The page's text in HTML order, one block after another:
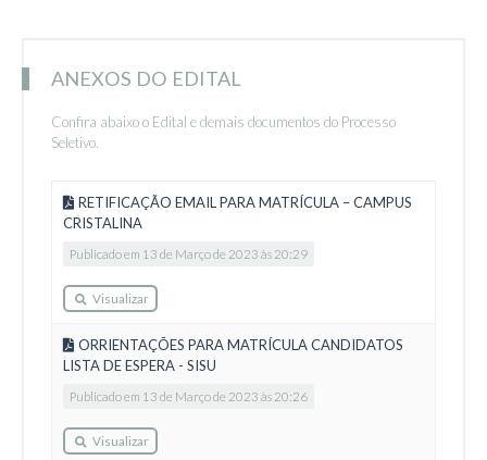
ANEXOS DO EDITAL
Confira abaixo o Edital e demais documentos do Processo
Seletivo.
RETIFICAÇÃO EMAIL PARA MATRÍCULA – CAMPUS
CRISTALINA
Publicado em 13 de Março de 2023 às 20:29
Visualizar
ORRIENTAÇÕES PARA MATRÍCULA CANDIDATOS
LISTA DE ESPERA - SISU
Publicado em 13 de Março de 2023 às 20:26
Visualizar